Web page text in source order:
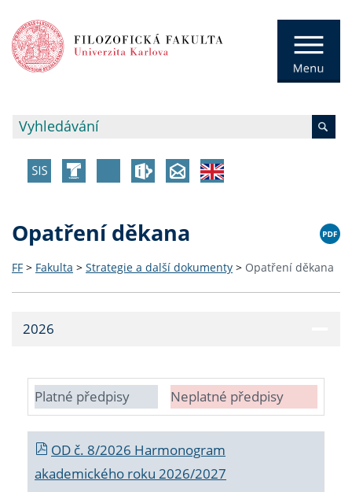
Opatření děkana
FF > Fakulta > Strategie a další dokumenty > Opatření děkana
2026
Platné předpisy Neplatné předpisy
OD č. 8/2026 Harmonogram
akademického roku 2026/2027